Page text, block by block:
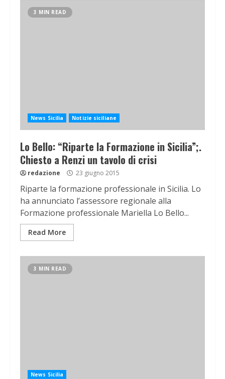
3 MIN READ
News Sicilia Notizie siciliane
Lo Bello: “Riparte la Formazione in Sicilia”;.
Chiesto a Renzi un tavolo di crisi
redazione 23 giugno 2015
Riparte la formazione professionale in Sicilia. Lo
ha annunciato l’assessore regionale alla
Formazione professionale Mariella Lo Bello...
Read More
3 MIN READ
News Sicilia